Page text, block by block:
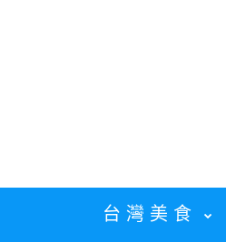
台灣美食